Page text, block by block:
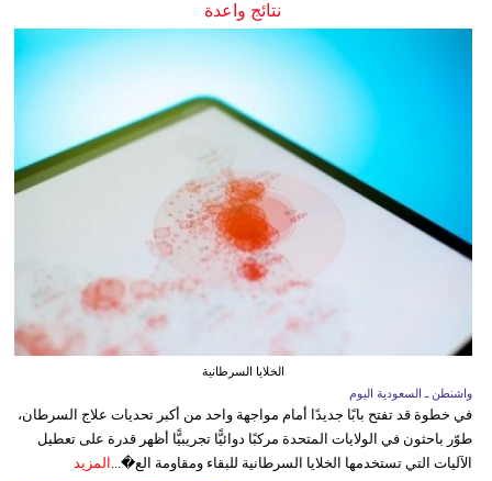
نتائج واعدة
الخلايا السرطانية
واشنطن ـ السعودية اليوم
في خطوة قد تفتح بابًا جديدًا أمام مواجهة واحد من أكبر تحديات علاج السرطان،
طوّر باحثون في الولايات المتحدة مركبًا دوائيًّا تجريبيًّا أظهر قدرة على تعطيل
الآليات التي تستخدمها الخلايا السرطانية للبقاء ومقاومة الع�... المزيد